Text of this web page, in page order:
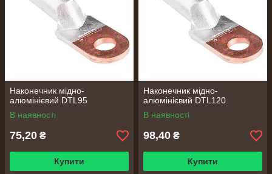
Наконечник мідно-
алюмінієвий DTL95
В наявності
75,20 ₴
Купити
Наконечник мідно-
алюмінієвий DTL120
В наявності
98,40 ₴
Купити